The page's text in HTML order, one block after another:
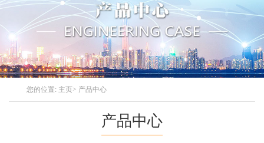
联系我们
English
您的位置: 主页> 产品中心
产品中心